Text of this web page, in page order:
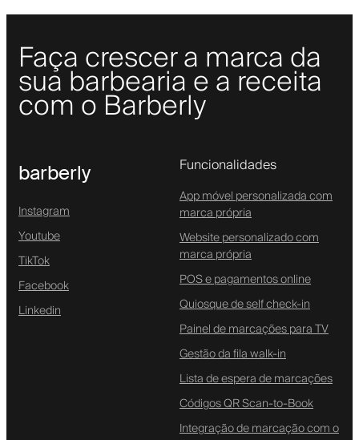
Faça crescer a marca da
sua barbearia e a receita
com o Barberly
barberly
Instagram
Youtube
TikTok
Facebook
Linkedin
Funcionalidades
App móvel personalizada com
marca própria
Website personalizado com
marca própria
POS e pagamentos online
Quiosque de self check-in
Painel de marcações para TV
Gestão da fila walk-in
Lista de espera de marcações
Códigos QR Scan-to-Book
Integração de marcação com o